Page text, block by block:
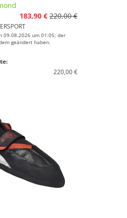
183,90 € 220,00 €
09.08.2026 um 01:05; der
geändert haben.
220,00 €